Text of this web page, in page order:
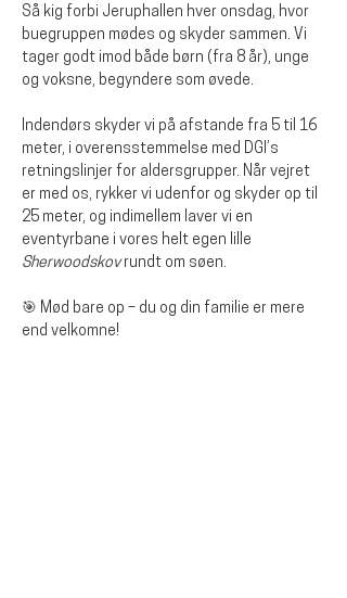
Så kig forbi Jeruphallen hver onsdag, hvor
buegruppen mødes og skyder sammen. Vi
tager godt imod både børn (fra 8 år), unge
og voksne, begyndere som øvede.
Indendørs skyder vi på afstande fra 5 til 16
meter, i overensstemmelse med DGI’s
retningslinjer for aldersgrupper. Når vejret
er med os, rykker vi udenfor og skyder op til
25 meter, og indimellem laver vi en
eventyrbane i vores helt egen lille
Sherwoodskov rundt om søen.
🎯 Mød bare op – du og din familie er mere
end velkomne!